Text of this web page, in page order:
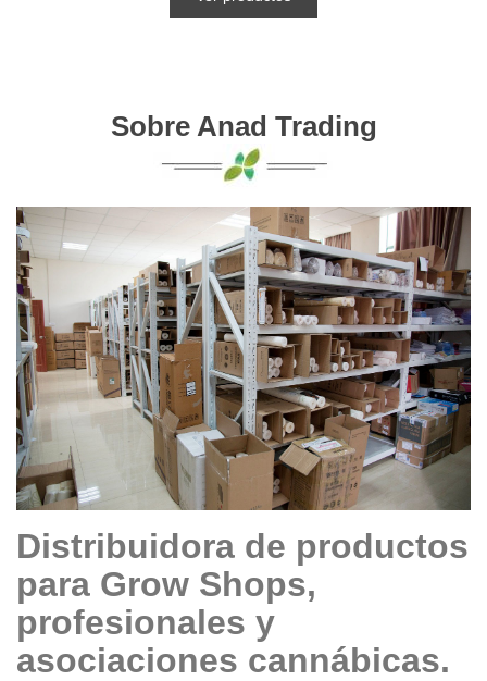
Sobre Anad Trading
Distribuidora de productos
para Grow Shops,
profesionales y
asociaciones cannábicas.